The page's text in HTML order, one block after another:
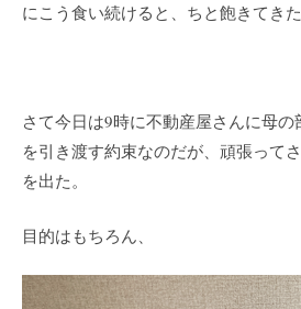
にこう食い続けると、ちと飽きてきた
さて今日は9時に不動産屋さんに母
を引き渡す約束なのだが、頑張って
を出た。
目的はもちろん、